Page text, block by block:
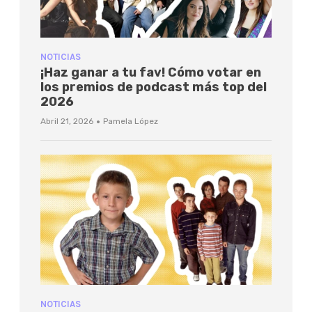
NOTICIAS
¡Haz ganar a tu fav! Cómo votar en
los premios de podcast más top del
2026
Abril 21, 2026 · Pamela López
NOTICIAS